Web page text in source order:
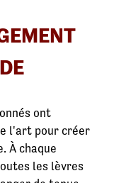
ont
l'art pour créer
À chaque
les lèvres